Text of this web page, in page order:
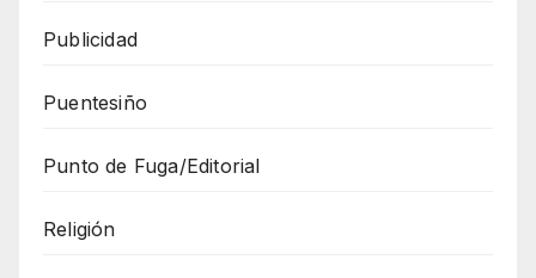
Publicidad
Puentesiño
Punto de Fuga/Editorial
Religión